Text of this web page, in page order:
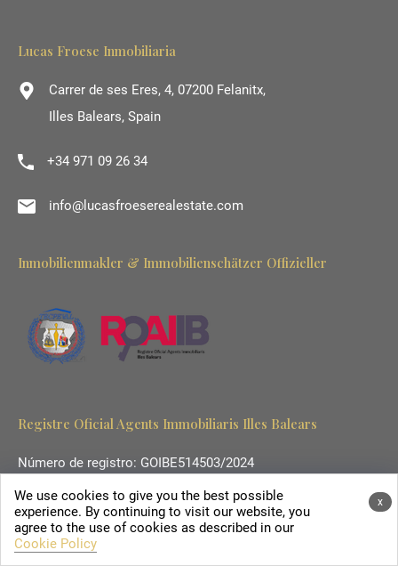
Lucas Froese Inmobiliaria
Carrer de ses Eres, 4, 07200 Felanitx,
Illes Balears, Spain
+34 971 09 26 34
info@lucasfroeserealestate.com
Inmobilienmakler & Immobilienschätzer Offizieller
Registre Oficial Agents Immobiliaris Illes Balears
Número de registro: GOIBE514503/2024
© 2023. Diseñado porCoffee for SEO AgencyTodos los
x
We use cookies to give you the best possible
experience. By continuing to visit our website, you
agree to the use of cookies as described in our
Cookie Policy